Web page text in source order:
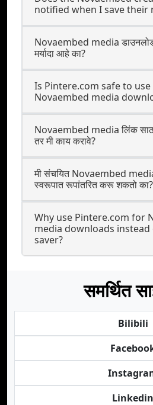
notified when I save their
Novaembed media
मर्यादा आहे का?
Is Pintere.com safe to
Novaembed media
Novaembed media लिंक
तर मी काय करावे?
मी संचयित Novaembed
स्वरूपात रूपांतरित करू शकतो का?
Why use Pintere.com for
media downloads
saver?
समर्थित
Bilibili
Linkedin